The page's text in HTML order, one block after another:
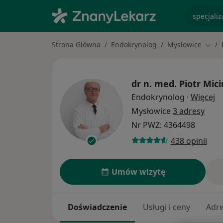
Strona Główna Endokrynolog Mysłowice
dr n. med. Piotr
Endokrynolog · Więcej
Mysłowice 3 adresy
Nr PWZ: 4364498
438 opinii
Umów wizytę
Doświadczenie Usługi i ceny